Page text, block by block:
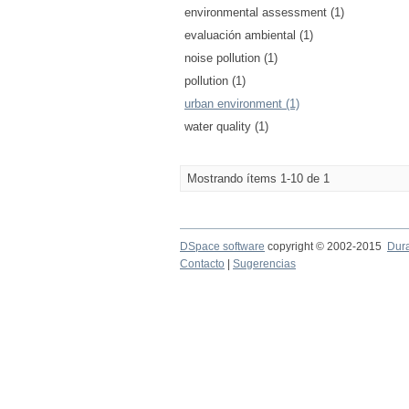
environmental assessment (1)
evaluación ambiental (1)
noise pollution (1)
pollution (1)
urban environment (1)
water quality (1)
Mostrando ítems 1-10 de 1
DSpace software copyright © 2002-2015
Contacto
Sugerencias